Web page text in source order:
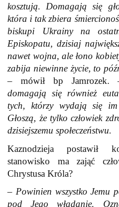
kosztują. Domagają się
która i tak zbiera
biskupi Ukrainy na
Episkopatu, dzisiaj
nawet wojna, ale łono
zabija niewinne życie, to
– mówił bp
domagają się również
tych, którzy wydają się im
Głoszą, że tylko człowiek
dzisiejszemu społeczeństwu.
Kaznodzieja postawił
stanowisko ma zająć
Chrystusa Króla?
– Powinien wszystko Jemu
pod Jego władanie.